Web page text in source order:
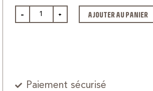
- + AJOUTER AU PANIER
Paiement sécurisé